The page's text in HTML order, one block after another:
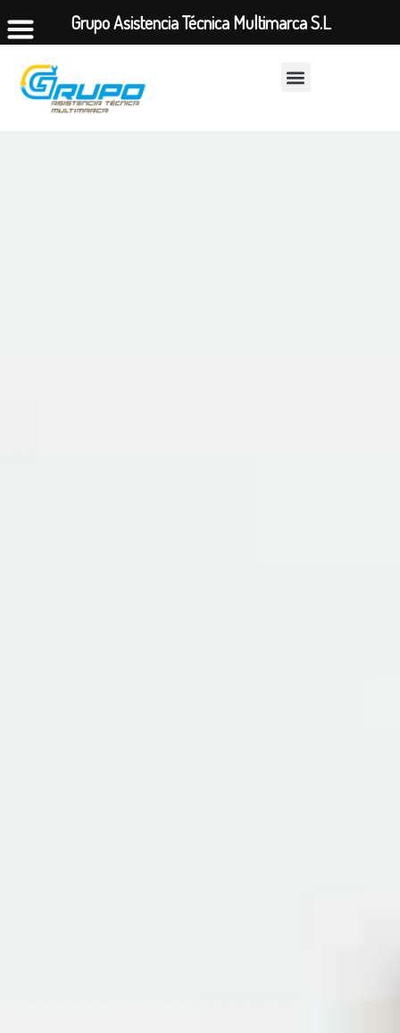
Grupo Asistencia Técnica Multimarca S.L